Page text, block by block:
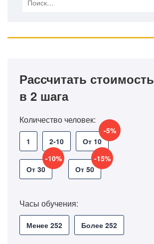
Рассчитать стоимость
в 2 шага
Количество человек:
1 2-10 От 10
-5%
От 30
-10%
От 50
-15%
Часы обучения:
Менее 252 Более 252